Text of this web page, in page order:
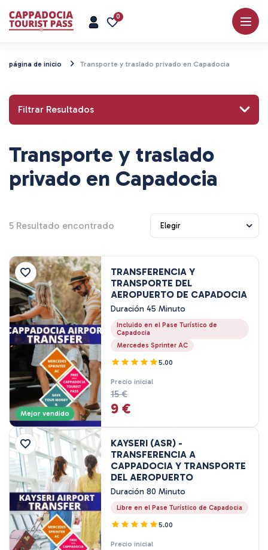
0
página de inicio Transporte y traslado privado en Capadocia
Filtrar Resultados
Busca un lugar o actividad
Rango de precios
0EUR
Duración del recorrido
45 Minuto
80 Minuto
1 Hora
1 - 3 Hora
2 Hora
3 Hora
4 Hora
7 - 8 Hora
1 Noche 2 Días
2 Noche 3 Días
3 Noche 4 Días
Transporte y traslado
privado en Capadocia
5 Resultado encontrado
Mejor vendido
TRANSFERENCIA Y
TRANSPORTE DEL
AEROPUERTO DE CAPADOCIA
Duración 45 Minuto
Incluido en el Pase Turístico de
Capadocia
Mercedes Sprinter AC
5.00
Precio inicial
15 €
9 €
KAYSERI (ASR) -
TRANSFERENCIA A
CAPPADOCIA Y TRANSPORTE
DEL AEROPUERTO
Duración 80 Minuto
Libre en el Pase Turístico de Capadocia
5.00
Precio inicial